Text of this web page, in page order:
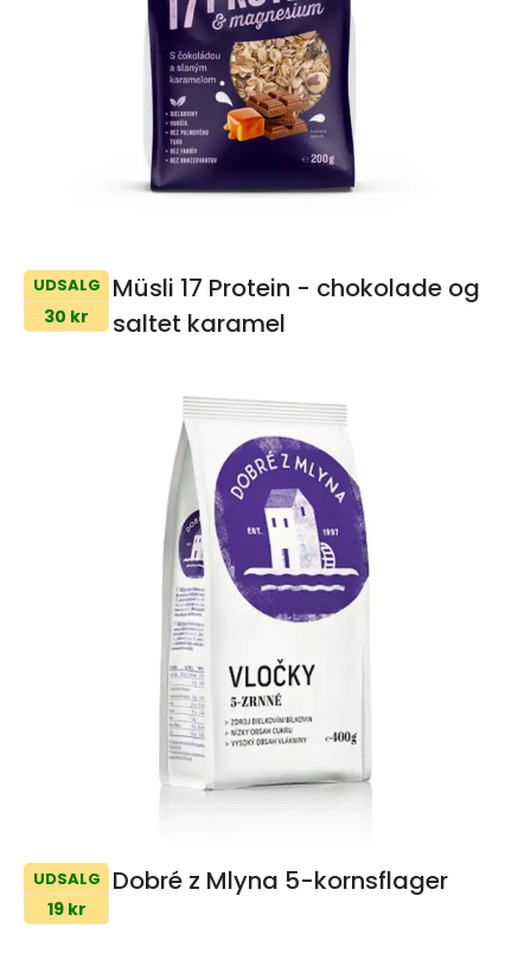
UDSALG
30 kr
Müsli 17 Protein - chokolade og
saltet karamel
UDSALG
19 kr
Dobré z Mlyna 5-kornsflager